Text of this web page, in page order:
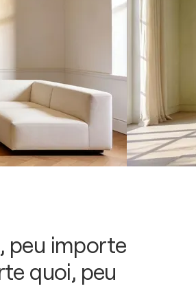
peu importe
quoi, peu